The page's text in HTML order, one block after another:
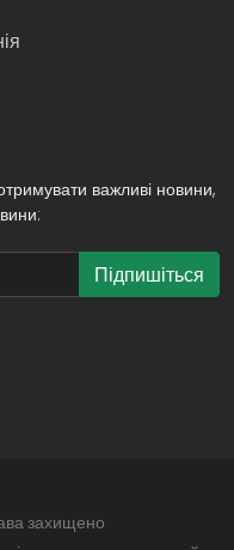
важливі новини,
Підпишіться
захищено